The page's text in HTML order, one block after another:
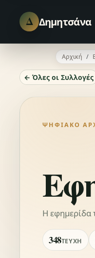
Δ Δημητσάνα
Αρχική
← Όλες οι Συλλογές
ΨΗΦΙΑΚΌ
Η εφημερίδα
348ΤΕΎΧΗ